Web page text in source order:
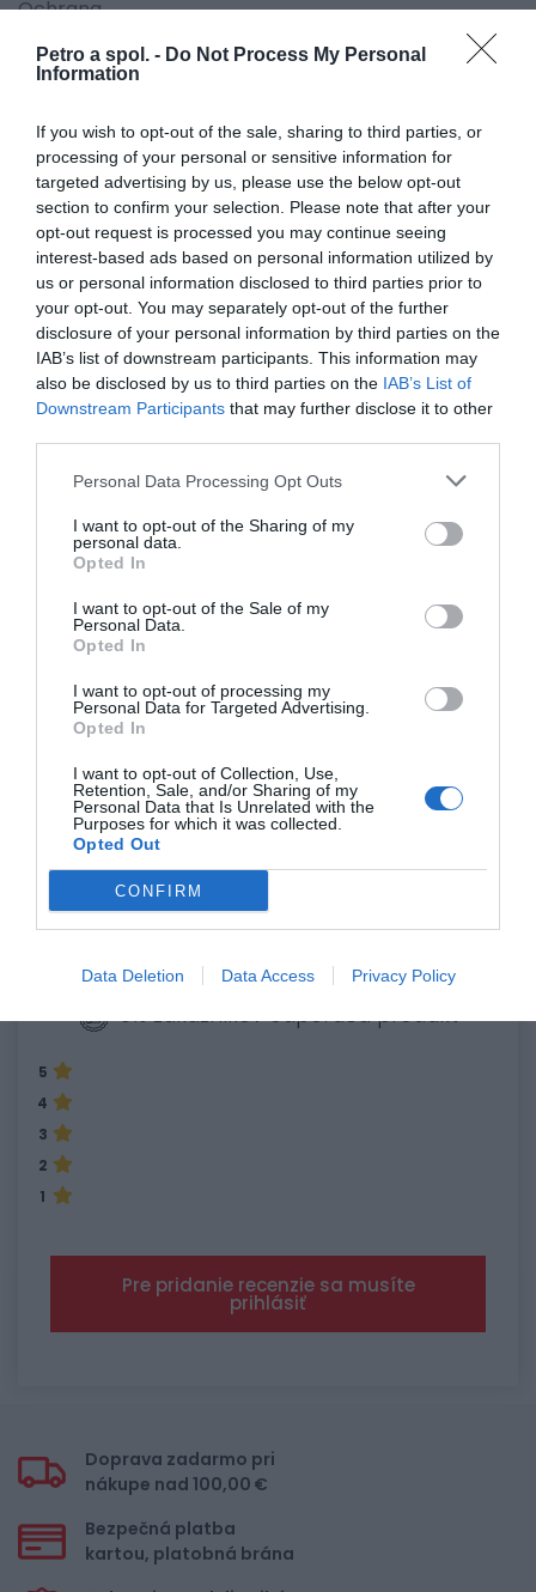
Petro a spol. - Do Not Process My Personal
Information
If you wish to opt-out of the sale, sharing to third parties, or
processing of your personal or sensitive information for
targeted advertising by us, please use the below opt-out
section to confirm your selection. Please note that after your
opt-out request is processed you may continue seeing
interest-based ads based on personal information utilized by
us or personal information disclosed to third parties prior to
your opt-out. You may separately opt-out of the further
disclosure of your personal information by third parties on the
IAB’s list of downstream participants. This information may
also be disclosed by us to third parties on the IAB’s List of
Downstream Participants that may further disclose it to other
Personal Data Processing Opt Outs
I want to opt-out of the Sharing of my
personal data.
Opted In
I want to opt-out of the Sale of my
Personal Data.
Opted In
I want to opt-out of processing my
Personal Data for Targeted Advertising.
Opted In
I want to opt-out of Collection, Use,
Retention, Sale, and/or Sharing of my
Personal Data that Is Unrelated with the
Purposes for which it was collected.
Opted Out
CONFIRM
Data Deletion Data Access Privacy Policy
Ochrana
- reflexné časti
EN 1621-1:2012 CE schválené, výškovo nastaviteľné
mäkké chrániče kolien
- certifikované FprEN 17092: "Ochranný odev pre
motocyklistov"
Funkcie
- elastické panely na rozkroku
- elastické panely na kolenách
- patentky na voliteľné traky (číslo produktu 3057)
- vetranie na zips
- sed z protišmykového materiálu na lepší komfort a
- čierna 01
- XS, L, XL, XXL, 3XL
- skrátené: K-L, K-XL, K-XXL
0.0
0% zákazníkov odporúča produkt
5
4
3
2
1
Pre pridanie recenzie sa musíte
prihlásiť
Doprava zadarmo pri
nákupe nad 100,00 €
Bezpečná platba
kartou, platobná brána